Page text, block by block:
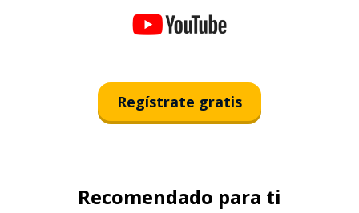
Regístrate gratis
Recomendado para ti